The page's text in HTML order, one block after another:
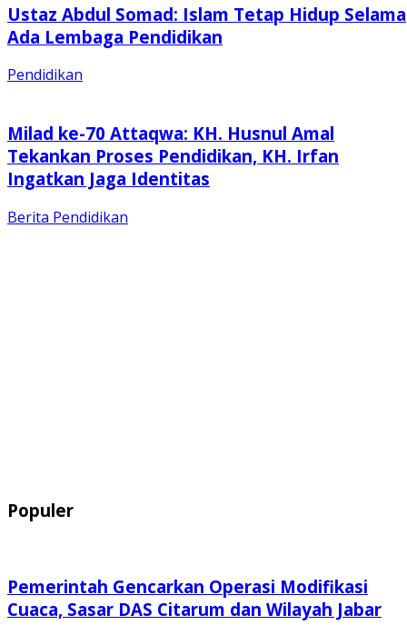
Ustaz Abdul Somad: Islam Tetap Hidup Selama
Ada Lembaga Pendidikan
Pendidikan
Milad ke-70 Attaqwa: KH. Husnul Amal
Tekankan Proses Pendidikan, KH. Irfan
Ingatkan Jaga Identitas
Berita Pendidikan
Populer
Pemerintah Gencarkan Operasi Modifikasi
Cuaca, Sasar DAS Citarum dan Wilayah Jabar